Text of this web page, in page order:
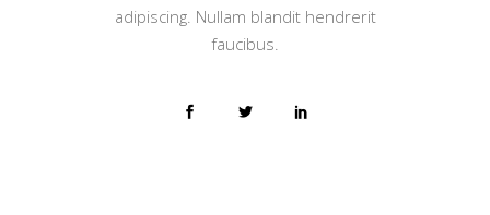
adipiscing. Nullam blandit hendrerit
faucibus.